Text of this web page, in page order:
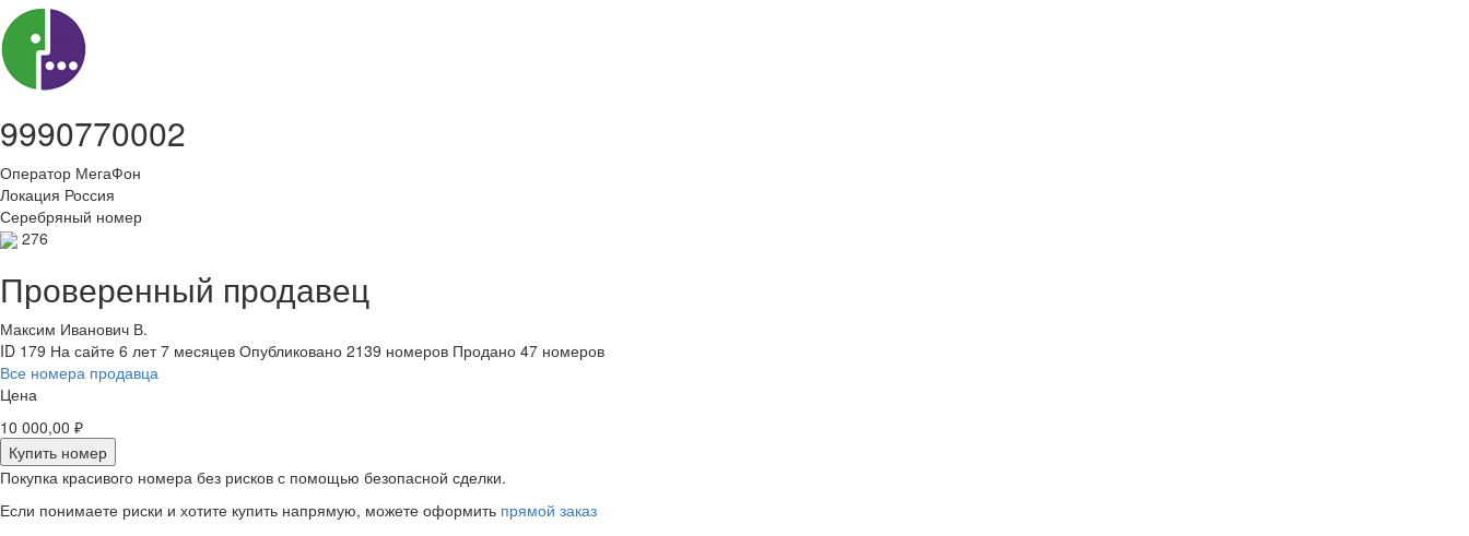
9990770002
Оператор МегаФон
Локация Россия
Серебряный номер
276
Проверенный продавец
Максим Иванович В.
ID 179 На сайте 6 лет 7 месяцев Опубликовано 2139 номеров Продано 47 номеров
Все номера продавца
Цена
10 000,00 ₽
Купить номер
Покупка красивого номера без рисков с помощью безопасной сделки.
Если понимаете риски и хотите купить напрямую, можете оформить прямой заказ